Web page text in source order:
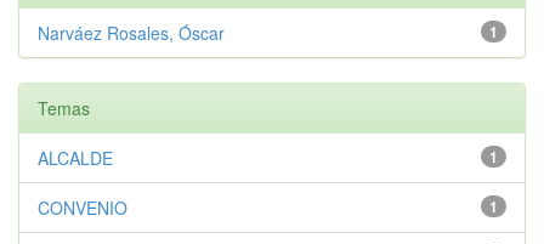
1
Narváez Rosales, Óscar
Temas
1
ALCALDE
1
CONVENIO